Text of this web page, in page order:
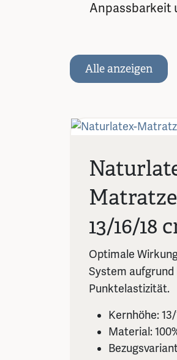
Anpassbarkeit
Alle anzeigen
13/16/18
Optimale
System aufgrund
Punktelastizität.
Kernhöhe:
Material: